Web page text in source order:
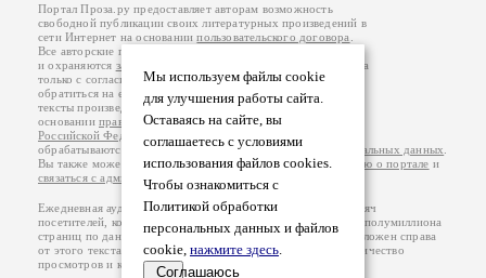
Мы используем файлы cookie
для улучшения работы сайта.
Оставаясь на сайте, вы
соглашаетесь с условиями
использования файлов cookies.
Чтобы ознакомиться с
Политикой обработки
персональных данных и файлов
cookie, нажмите здесь.
Соглашаюсь
Портал Проза.ру предоставляет авторам возможность
свободной публикации своих литературных произведений в
сети Интернет на основаниипользовательского договора
Все авторские права на произведения принадлежат авторам
и охраняются законом
. Перепечатка произведений возможна
только с согласия его автора, к которому вы можете
обратиться на его авторской странице. Ответственность за
тексты произведений авторы несут самостоятельно на
основанииправил публикацииизаконодательства
Российской Федерации
обрабатываются на основанииПолитики обработки персональных данных
Вы также можете посмотреть более подробнуюинформацию о портале и
связаться с администрацией
Ежедневная аудитория портала Проза.ру – порядка 100 тысяч
посетителей, которые в общей сумме просматривают более полумиллиона
страниц по данным счетчика посещаемости, который расположен справа
от этого текста. В каждой графе указано по две цифры: количество
просмотров и количество посетителей.